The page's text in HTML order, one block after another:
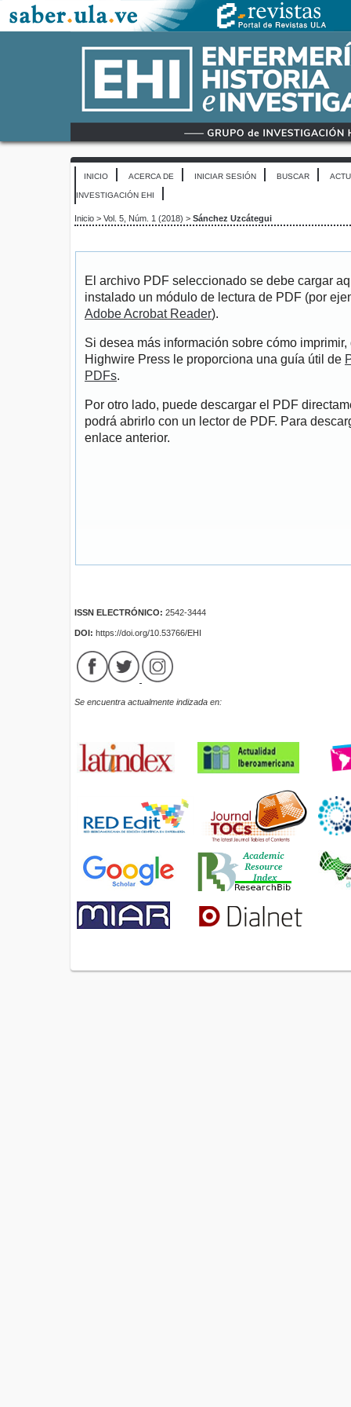
INICIO ACERCA DE INICIAR SESIÓN BUSCAR
INVESTIGACIÓN EHI
Inicio > Vol. 5, Núm. 1 (2018) > Sánchez Uzcátegui
El archivo PDF seleccionado se debe cargar
instalado un módulo de lectura de PDF (por
Adobe Acrobat Reader).
Si desea más información sobre cómo
Highwire Press le proporciona una guía útil de
PDFs.
Por otro lado, puede descargar el PDF
podrá abrirlo con un lector de PDF. Para
enlace anterior.
ISSN ELECTRÓNICO: 2542-3444
DOI: https://doi.org/10.53766/EHI
Se encuentra actualmente indizada en: